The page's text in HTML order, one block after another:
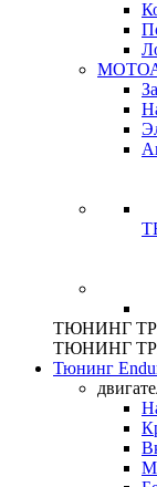
ТЮНИНГ
ТЮНИНГ
Тюнинг